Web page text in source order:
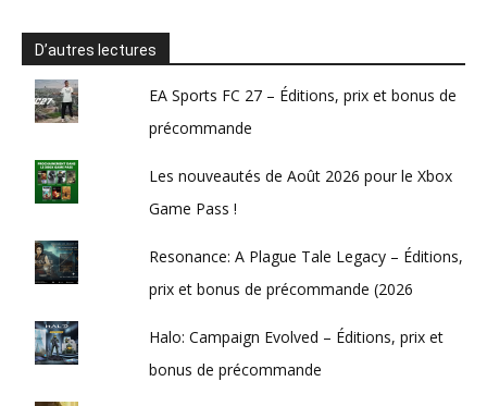
D’autres lectures
EA Sports FC 27 – Éditions, prix et bonus de
précommande
Les nouveautés de Août 2026 pour le Xbox
Game Pass !
Resonance: A Plague Tale Legacy – Éditions,
prix et bonus de précommande (2026
Halo: Campaign Evolved – Éditions, prix et
bonus de précommande